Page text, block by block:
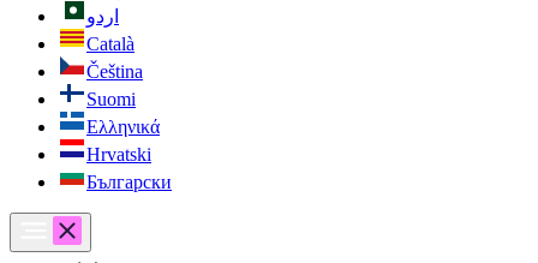
اردو
Català
Čeština
Suomi
Ελληνικά
Hrvatski
Български